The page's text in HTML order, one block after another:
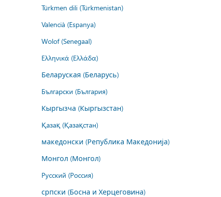
Türkmen dili (Türkmenistan)
Valencià (Espanya)
Wolof (Senegaal)
Ελληνικά (Ελλάδα)
Беларуская (Беларусь)
Български (България)
Кыргызча (Кыргызстан)
Қазақ (Қазақстан)
македонски (Република Македонија)
Монгол (Монгол)
Русский (Россия)
српски (Босна и Херцеговина)